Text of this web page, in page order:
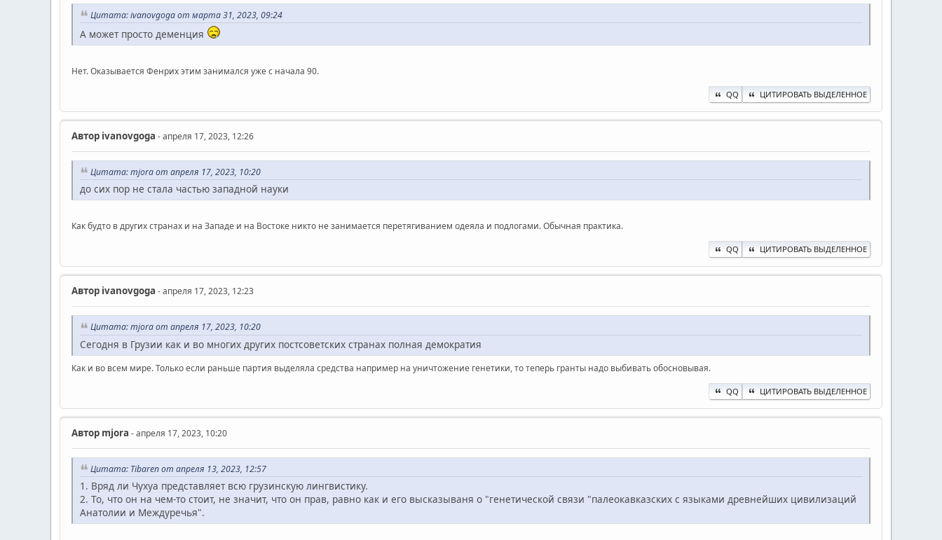
Цитата: ivanovgoga от марта 31, 2023, 09:24
А может просто деменция
Нет. Оказывается Фенрих этим занимался уже с начала 90.
QQ ЦИТИРОВАТЬ ВЫДЕЛЕННОЕ
Автор ivanovgoga - апреля 17, 2023, 12:26
Цитата: mjora от апреля 17, 2023, 10:20
до сих пор не стала частью западной науки
Как будто в других странах и на Западе и на Востоке никто не занимается перетягиванием одеяла и подлогами. Обычная практика.
QQ ЦИТИРОВАТЬ ВЫДЕЛЕННОЕ
Автор ivanovgoga - апреля 17, 2023, 12:23
Цитата: mjora от апреля 17, 2023, 10:20
Сегодня в Грузии как и во многих других постсоветских странах полная демократия
Как и во всем мире. Только если раньше партия выделяла средства например на уничтожение генетики, то теперь гранты надо выбивать обосновывая.
QQ ЦИТИРОВАТЬ ВЫДЕЛЕННОЕ
Автор mjora - апреля 17, 2023, 10:20
Цитата: Tibaren от апреля 13, 2023, 12:57
1. Вряд ли Чухуа представляет всю грузинскую лингвистику.
2. То, что он на чем-то стоит, не значит, что он прав, равно как и его высказываня о "генетической связи "палеокавказских с языками древнейших цивилизаций
Анатолии и Междуречья".